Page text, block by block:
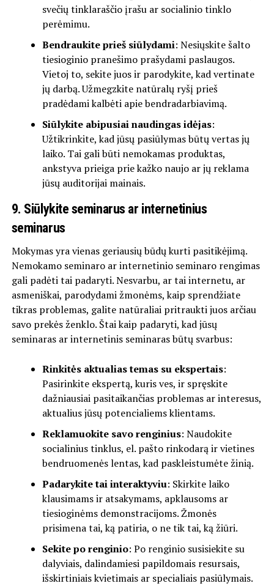
svečių tinklaraščio įrašu ar socialinio tinklo
perėmimu.
Bendraukite prieš siūlydami: Nesiųskite šalto
tiesioginio pranešimo prašydami paslaugos.
Vietoj to, sekite juos ir parodykite, kad vertinate
jų darbą. Užmegzkite natūralų ryšį prieš
pradėdami kalbėti apie bendradarbiavimą.
Siūlykite abipusiai naudingas idėjas:
Užtikrinkite, kad jūsų pasiūlymas būtų vertas jų
laiko. Tai gali būti nemokamas produktas,
ankstyva prieiga prie kažko naujo ar jų reklama
jūsų auditorijai mainais.
9. Siūlykite seminarus ar internetinius
seminarus
Mokymas yra vienas geriausių būdų kurti pasitikėjimą.
Nemokamo seminaro ar internetinio seminaro rengimas
gali padėti tai padaryti. Nesvarbu, ar tai internetu, ar
asmeniškai, parodydami žmonėms, kaip sprendžiate
tikras problemas, galite natūraliai pritraukti juos arčiau
savo prekės ženklo. Štai kaip padaryti, kad jūsų
seminaras ar internetinis seminaras būtų svarbus:
Rinkitės aktualias temas su ekspertais:
Pasirinkite ekspertą, kuris ves, ir spręskite
dažniausiai pasitaikančias problemas ar interesus,
aktualius jūsų potencialiems klientams.
Reklamuokite savo renginius: Naudokite
socialinius tinklus, el. pašto rinkodarą ir vietines
bendruomenės lentas, kad paskleistumėte žinią.
Padarykite tai interaktyviu: Skirkite laiko
klausimams ir atsakymams, apklausoms ar
tiesioginėms demonstracijoms. Žmonės
prisimena tai, ką patiria, o ne tik tai, ką žiūri.
Sekite po renginio: Po renginio susisiekite su
dalyviais, dalindamiesi papildomais resursais,
išskirtiniais kvietimais ar specialiais pasiūlymais.